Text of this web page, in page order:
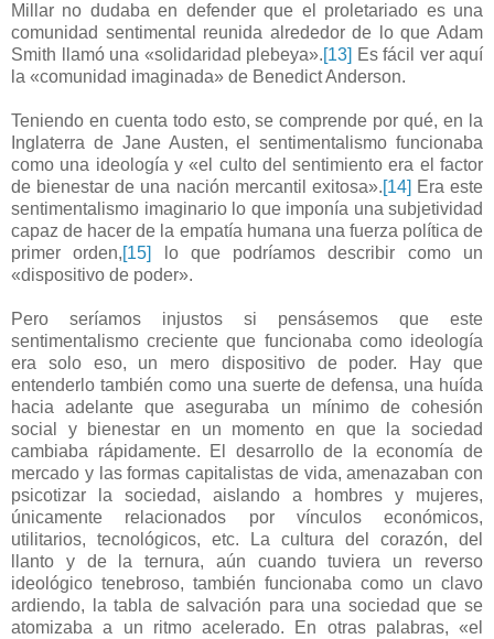
Millar no dudaba en defender que el proletariado es una
comunidad sentimental reunida alrededor de lo que Adam
Smith llamó una «solidaridad plebeya».[13] Es fácil ver aquí
la «comunidad imaginada» de Benedict Anderson.
Teniendo en cuenta todo esto, se comprende por qué, en la
Inglaterra de Jane Austen, el sentimentalismo funcionaba
como una ideología y «el culto del sentimiento era el factor
de bienestar de una nación mercantil exitosa».[14] Era este
sentimentalismo imaginario lo que imponía una subjetividad
capaz de hacer de la empatía humana una fuerza política de
primer orden,[15]
lo que podríamos describir como un
«dispositivo de poder».
Pero seríamos injustos si pensásemos que este
sentimentalismo creciente que funcionaba como ideología
era solo eso, un mero dispositivo de poder. Hay que
entenderlo también como una suerte de defensa, una huída
hacia adelante que aseguraba un mínimo de cohesión
social y bienestar en un momento en que la sociedad
cambiaba rápidamente. El desarrollo de la economía de
mercado y las formas capitalistas de vida, amenazaban con
psicotizar la sociedad, aislando a hombres y mujeres,
únicamente relacionados por vínculos económicos,
utilitarios, tecnológicos, etc. La cultura del corazón, del
llanto y de la ternura, aún cuando tuviera un reverso
ideológico tenebroso, también funcionaba como un clavo
ardiendo, la tabla de salvación para una sociedad que se
atomizaba a un ritmo acelerado. En otras palabras, «el